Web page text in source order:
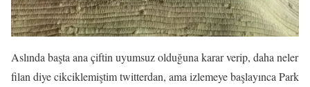
Aslında başta ana çiftin uyumsuz olduğuna karar verip, daha neler
filan diye cikciklemiştim twitterdan, ama izlemeye başlayınca Park